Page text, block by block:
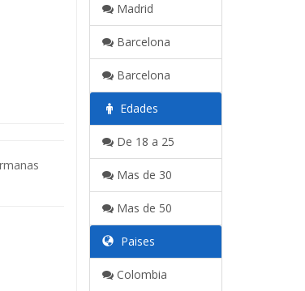
Madrid
Barcelona
Barcelona
Edades
De 18 a 25
Mas de 30
Mas de 50
Paises
Colombia